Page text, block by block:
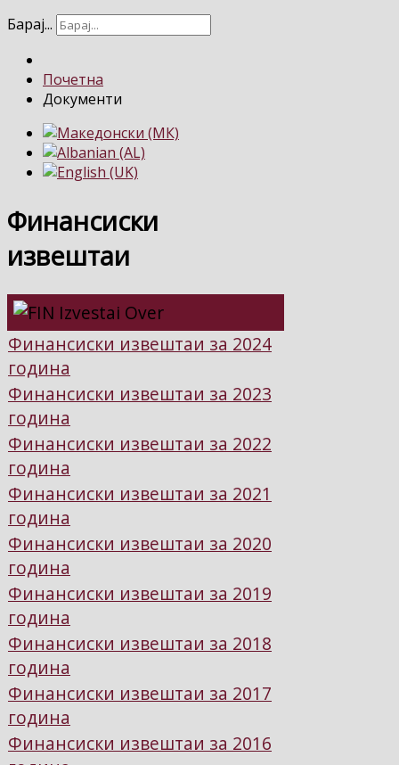
Барај...
Почетна
Документи
Финансиски
извештаи
Финансиски извештаи за 2024
година
Финансиски извештаи за 2023
година
Финансиски извештаи за 2022
година
Финансиски извештаи за 2021
година
Финансиски извештаи за 2020
година
Финансиски извештаи за 2019
година
Финансиски извештаи за 2018
година
Финансиски извештаи за 2017
година
Финансиски извештаи за 2016